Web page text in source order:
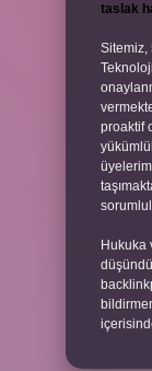
taslak
Sitemiz,
proaktif
Hukuka